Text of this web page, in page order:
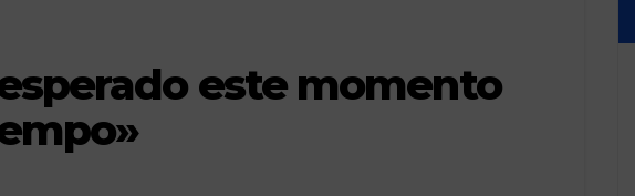
este momento